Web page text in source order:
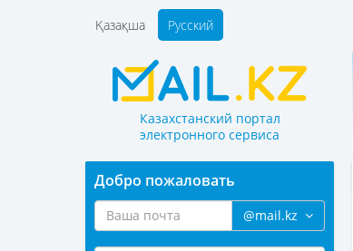
Қазақша Русский
Казахстанский портал
электронного сервиса
Добро пожаловать
@mail.kz